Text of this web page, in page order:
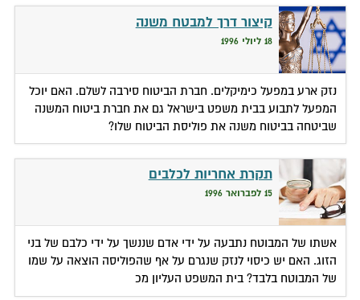
קיצור דרך למבטח משנה
18 ליולי 1996
נזק ארע במפעל כימיקלים. חברת הביטוח סירבה לשלם. האם יוכל
המפעל לתבוע בבית משפט בישראל גם את חברת ביטוח המשנה
שביטחה בביטוח משנה את פוליסת הביטוח שלו?
תקרת אחריות לכלבים
15 לפברואר 1996
אשתו של המבוטח נתבעה על ידי אדם שננשך על ידי כלבם של בני
הזוג. האם יש כיסוי לנזק שנגרם על אף שהפוליסה הוצאה על שמו
של המבוטח בלבד? בית המשפט העליון מכ